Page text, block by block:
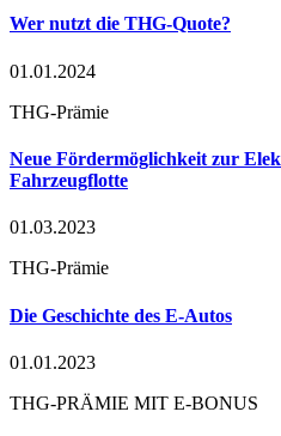
Wer nutzt die THG-Quote?
01.01.2024
THG-Prämie
Neue Fördermöglichkeit zur
Fahrzeugflotte
01.03.2023
THG-Prämie
Die Geschichte des E-Autos
01.01.2023
THG-PRÄMIE MIT E-BONUS